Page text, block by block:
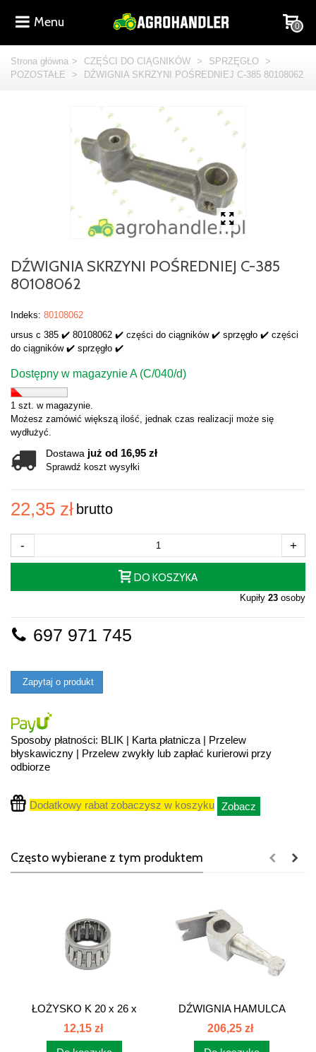
Menu 0
Strona główna > CZĘŚCI DO CIĄGNIKÓW > SPRZĘGŁO
>
POZOSTAŁE
> DŹWIGNIA SKRZYNI POŚREDNIEJ C-385 80108062
DŹWIGNIA SKRZYNI POŚREDNIEJ C-385
80108062
Indeks: 80108062
ursus c 385 ✔️ 80108062 ✔️ części do ciągników ✔️ sprzęgło ✔️ części
do ciągników ✔️ sprzęgło ✔️
Dostępny w magazynie A (C/040/d)
1 szt. w magazynie.
Możesz zamówić większą ilość, jednak czas realizacji może się
wydłużyć.
Dostawa już od 16,95 zł
Sprawdź koszt wysyłki
22,35 zł brutto
- +
DO KOSZYKA
Kupiły 23 osoby
697 971 745
Zapytaj o produkt
Sposoby płatności: BLIK | Karta płatnicza | Przelew
błyskawiczny | Przelew zwykły lub zapłać kurierowi przy
odbiorze
Dodatkowy rabat zobaczysz w koszyku Zobacz
Często wybierane z tym produktem
ŁOŻYSKO K 20 x 26 x
17...
12,15 zł
DŹWIGNIA HAMULCA
C385 80126080
206,25 zł